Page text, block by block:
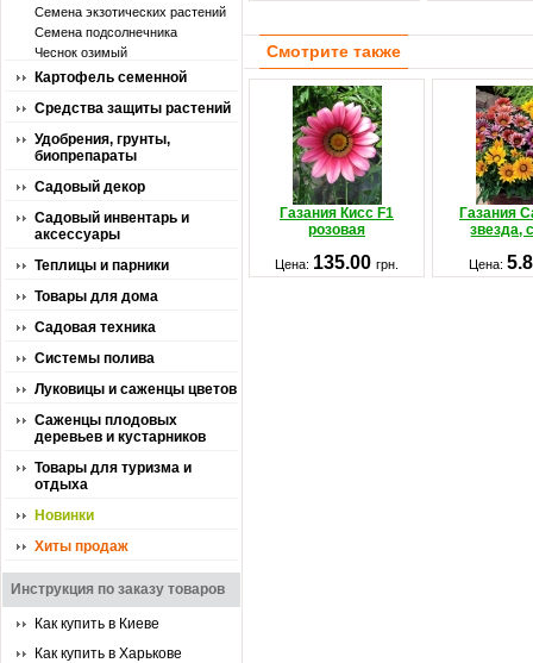
Семена экзотических растений
Семена подсолнечника
Чеснок озимый
Картофель семенной
Средства защиты растений
Удобрения, грунты,
биопрепараты
Садовый декор
Садовый инвентарь и
аксессуары
Теплицы и парники
Товары для дома
Садовая техника
Системы полива
Луковицы и саженцы цветов
Саженцы плодовых
деревьев и кустарников
Товары для туризма и
отдыха
Новинки
Хиты продаж
Инструкция по заказу товаров
Как купить в Киеве
Как купить в Харькове
Смотрите также
Газания Кисс F1
розовая
Газания
звезда,
Цена: 135.00 грн. Цена: